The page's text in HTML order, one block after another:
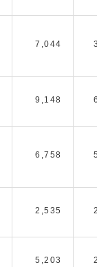
7,044
9,148
6,758
2,535
5,203